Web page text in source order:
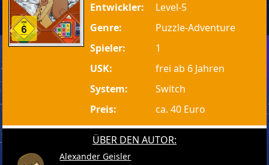
Entwickler:
Level-5
Genre:
Puzzle-Adventure
Spieler:
1
USK:
frei ab 6 Jahren
System:
Switch
Preis:
ca. 40 Euro
ÜBER DEN AUTOR:
Alexander Geisler